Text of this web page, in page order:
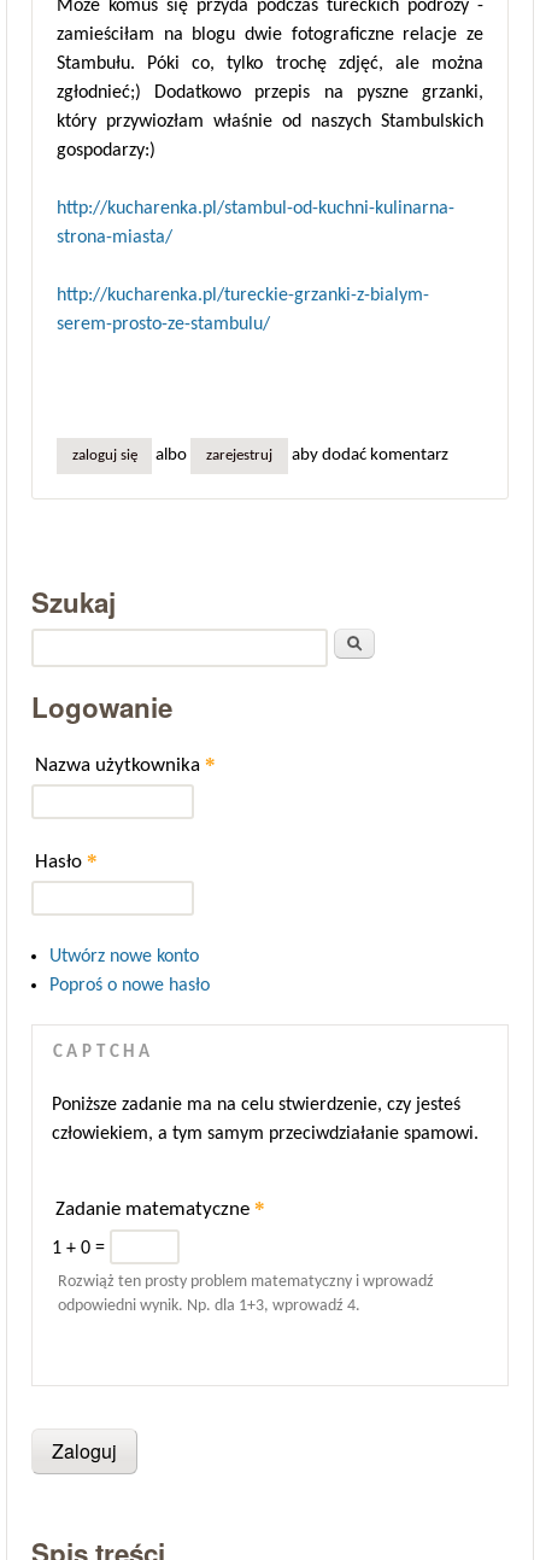
Może komuś się przyda podczas tureckich podróży -
zamieściłam na blogu dwie fotograficzne relacje ze
Stambułu. Póki co, tylko trochę zdjęć, ale można
zgłodnieć;) Dodatkowo przepis na pyszne grzanki,
który przywiozłam właśnie od naszych Stambulskich
gospodarzy:)
http://kucharenka.pl/stambul-od-kuchni-kulinarna-
strona-miasta/
http://kucharenka.pl/tureckie-grzanki-z-bialym-
serem-prosto-ze-stambulu/
zaloguj się albo zarejestruj aby dodać komentarz
Szukaj
Logowanie
Nazwa użytkownika *
Hasło *
Utwórz nowe konto
Poproś o nowe hasło
CAPTCHA
Poniższe zadanie ma na celu stwierdzenie, czy jesteś
człowiekiem, a tym samym przeciwdziałanie spamowi.
Zadanie matematyczne *
1 + 0 =
Rozwiąż ten prosty problem matematyczny i wprowadź
odpowiedni wynik. Np. dla 1+3, wprowadź 4.